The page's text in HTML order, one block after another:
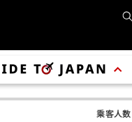
乘客人数